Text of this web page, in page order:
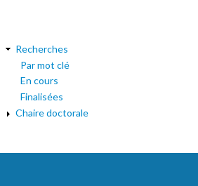
Recherches
Par mot clé
En cours
Finalisées
Chaire doctorale